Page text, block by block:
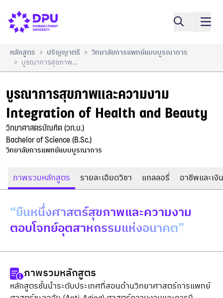
บูรณาการสุขภาพและความงาม
Integration of Health and Beauty
หลักสูตร > ปริญญาตรี > วิทยาลัยการแพทย์แบบบูรณาการ
> บูรณาการสุขภาพและความงาม Integration Of Health And Beauty
บูรณาการสุขภาพและความงาม
Integration of Health and Beauty
วิทยาศาสตรบัณฑิต (วท.บ.)
Bachelor of Science (B.Sc.)
วิทยาลัยการแพทย์แบบบูรณาการ
ภาพรวมหลักสูตร รายละเอียดวิชา แกลลอรี่ อาชีพและเงิ
“ยืนหนึ่งศาสตร์สุขภาพและความงาม
ตอบโจทย์อุตสาหกรรมแห่งอนาคต”
ภาพรวมหลักสูตร
หลักสูตรชั้นนําระดับประเทศที่สอนด้านวิทยาศาสตร์การแพทย์